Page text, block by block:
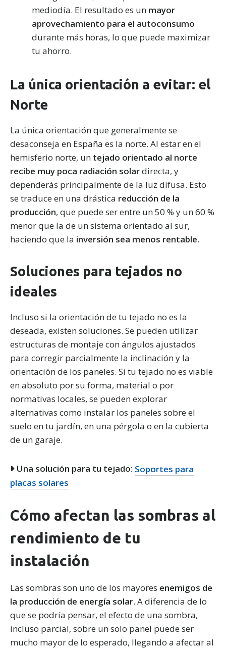
analíticos y para mostrarte publicidad relacionada con tus
preferencias.Puedes aceptar todas las cookies pulsando
"Aceptar". Para rechazar las cookies salvo las estrictamente
necesarias, pulsa
mediodía. El resultado es un mayor
aprovechamiento para el autoconsumo
durante más horas, lo que puede maximizar
tu ahorro.
La única orientación a evitar: el
Norte
La única orientación que generalmente se
desaconseja en España es la norte. Al estar en el
hemisferio norte, un tejado orientado al norte
recibe muy poca radiación solardirecta, y
dependerás principalmente de la luz difusa. Esto
se traduce en una drástica reducción de la
producción, que puede ser entre un 50 % y un 60 %
menor que la de un sistema orientado al sur,
haciendo que la inversión sea menos rentable.
Soluciones para tejados no
ideales
Incluso si la orientación de tu tejado no es la
deseada, existen soluciones. Se pueden utilizar
estructuras de montaje con ángulos ajustados
para corregir parcialmente la inclinación y la
orientación de los paneles. Si tu tejado no es viable
en absoluto por su forma, material o por
normativas locales, se pueden explorar
alternativas como instalar los paneles sobre el
suelo en tu jardín, en una pérgola o en la cubierta
de un garaje.
Una solución para tu tejado: Soportes para
placas solares
Cómo afectan las sombras al
rendimiento de tu
instalación
Las sombras son uno de los mayores enemigos de
la producción de energía solar. A diferencia de lo
que se podría pensar, el efecto de una sombra,
incluso parcial, sobre un solo panel puede ser
mucho mayor de lo esperado, llegando a afectar al